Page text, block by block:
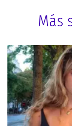
Más